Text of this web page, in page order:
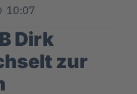
10:07
Dirk
zur